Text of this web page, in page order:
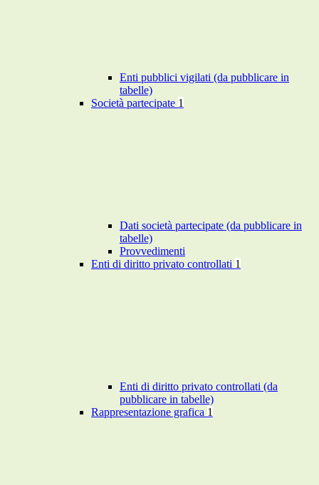
Enti pubblici vigilati (da pubblicare in
tabelle)
Società partecipate 1
Dati società partecipate (da pubblicare in
tabelle)
Provvedimenti
Enti di diritto privato controllati 1
Enti di diritto privato controllati (da
pubblicare in tabelle)
Rappresentazione grafica 1